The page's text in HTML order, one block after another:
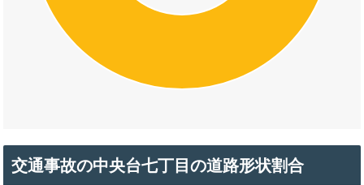
交通事故の中央台七丁目の道路形状割合